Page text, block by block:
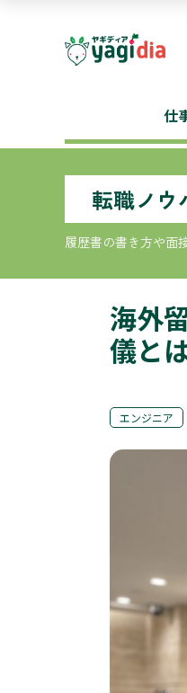
仕
転職ノウ
履歴書の書き方や面
海外
儀と
エンジニア